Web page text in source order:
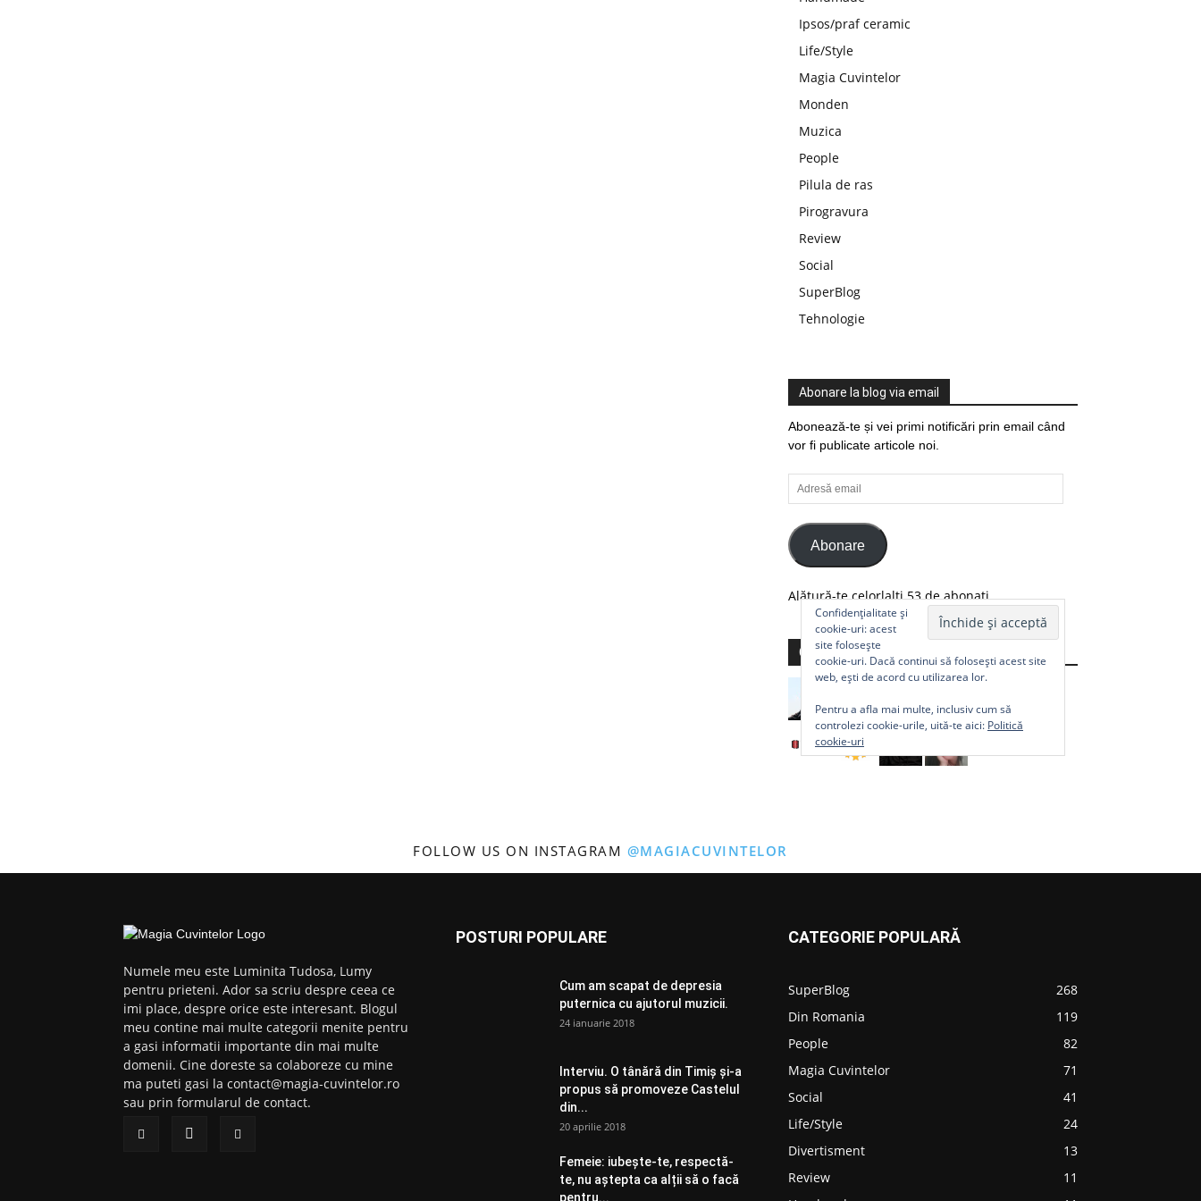
Ipsos/praf ceramic
Life/Style
Magia Cuvintelor
Monden
Muzica
People
Pilula de ras
Pirogravura
Review
Social
SuperBlog
Tehnologie
Abonare la blog via email
Abonează-te și vei primi notificări prin email când
vor fi publicate articole noi.
Adresă
email
Abonare
Alătură-te celorlalți 53 de abonați.
Comunitate
Confidențialitate și
cookie-uri: acest
site folosește
cookie-uri. Dacă continui să folosești acest site
web, ești de acord cu utilizarea lor.
Pentru a afla mai multe, inclusiv cum să
controlezi cookie-urile, uită-te aici: Politică
cookie-uri
FOLLOW US ON INSTAGRAM @MAGIACUVINTELOR
Numele meu este Luminita Tudosa, Lumy
pentru prieteni. Ador sa scriu despre ceea ce
imi place, despre orice este interesant. Blogul
meu contine mai multe categorii menite pentru
a gasi informatii importante din mai multe
domenii. Cine doreste sa colaboreze cu mine
ma puteti gasi la contact@magia-cuvintelor.ro
sau prin formularul de contact.
POSTURI POPULARE
Cum am scapat de depresia
puternica cu ajutorul muzicii.
24 ianuarie 2018
Interviu. O tânără din Timiș și-a
propus să promoveze Castelul
din...
20 aprilie 2018
Femeie: iubește-te, respectă-
te, nu aștepta ca alții să o facă
pentru...
CATEGORIE POPULARĂ
SuperBlog
268
Din Romania
119
People
82
Magia Cuvintelor
71
Social
41
Life/Style
24
Divertisment
13
Review
11